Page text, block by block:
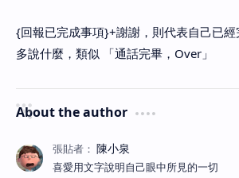
{回報已完成事項}+謝謝，則代表自己已
多說什麼，類似 「通話完畢，Over」
About the author
喜愛用文字說明自己眼中所見的一切